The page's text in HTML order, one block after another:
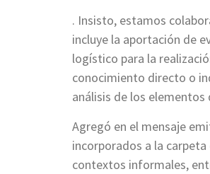
. Insisto, estamos
incluye la aportación de
logístico para la
conocimiento directo o
análisis de los
Agregó en el mensaje
incorporados a la
contextos informales,